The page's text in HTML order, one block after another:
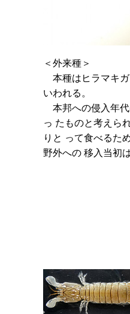
＜外来種＞
本種はヒラマキガ
いわれる。
本邦への侵入年代
っ たものと考えら
りと って食べるた
野外への 移入当初